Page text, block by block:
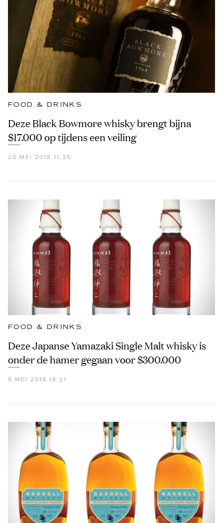
FOOD & DRINKS
Deze Black Bowmore whisky brengt bijna
$17.000 op tijdens een veiling
20 MEI 2018 11:35
FOOD & DRINKS
Deze Japanse Yamazaki Single Malt whisky is
onder de hamer gegaan voor $300.000
9 MEI 2018 18:21